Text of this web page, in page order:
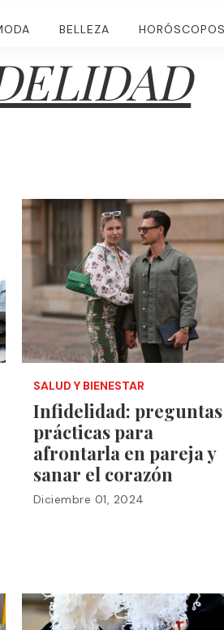
BELLEZA
SALUD Y BIENESTAR
Infidelidad: preguntas
prácticas para
afrontarla en pareja y
sanar el corazón
Diciembre 01, 2024